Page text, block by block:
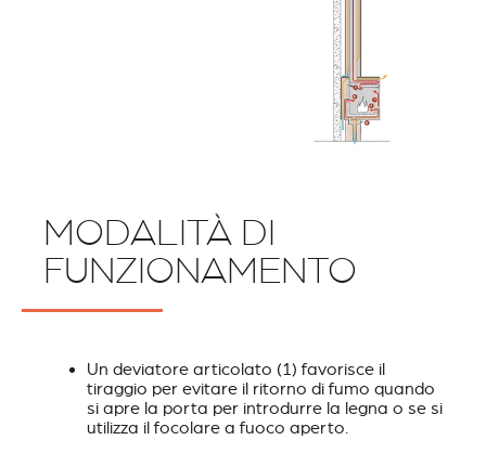
MODALITÀ DI
FUNZIONAMENTO
Un deviatore articolato (1) favorisce il
tiraggio per evitare il ritorno di fumo quando
si apre la porta per introdurre la legna o se si
utilizza il focolare a fuoco aperto.